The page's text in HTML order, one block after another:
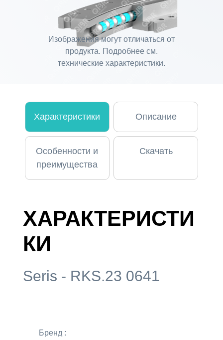
Изображения могут отличаться от
продукта. Подробнее см.
технические характеристики.
Характеристики Описание
Особенности и
преимущества
Скачать
ХАРАКТЕРИСТИ
КИ
Seris - RKS.23 0641
Бренд :